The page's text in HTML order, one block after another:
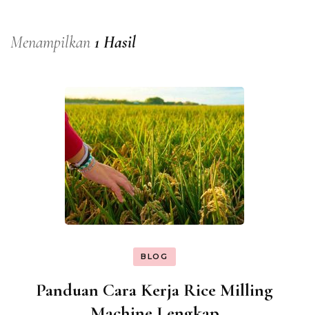
Menampilkan 1 Hasil
BLOG
Panduan Cara Kerja Rice Milling